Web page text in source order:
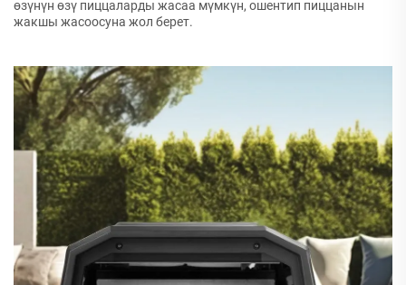
өзүнүн өзү пиццаларды жасаа мүмкүн, ошентип пиццанын
жакшы жасоосуна жол берет.